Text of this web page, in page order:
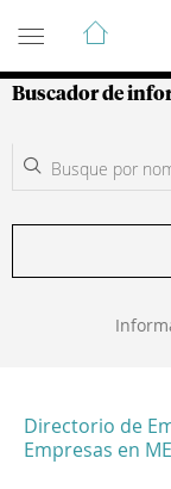
Guía de
Buscador de
Directorio de
Empresas en